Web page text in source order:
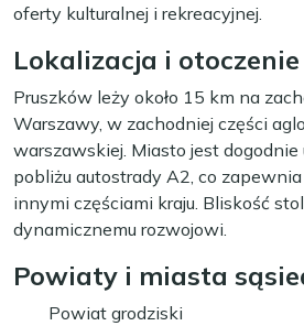
oferty kulturalnej i rekreacyjnej.
Lokalizacja i otoczenie
Pruszków leży około 15 km na
Warszawy, w zachodniej części
warszawskiej. Miasto jest
pobliżu autostrady A2, co zapewnia
innymi częściami kraju. Bliskość
dynamicznemu rozwojowi.
Powiaty i miasta
Powiat grodziski